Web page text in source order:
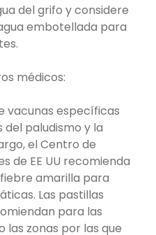
del grifo y considere
embotellada para
médicos:
vacunas específicas
del paludismo y la
el Centro de
de EE UU recomienda
amarilla para
Las pastillas
para las
las zonas por las que